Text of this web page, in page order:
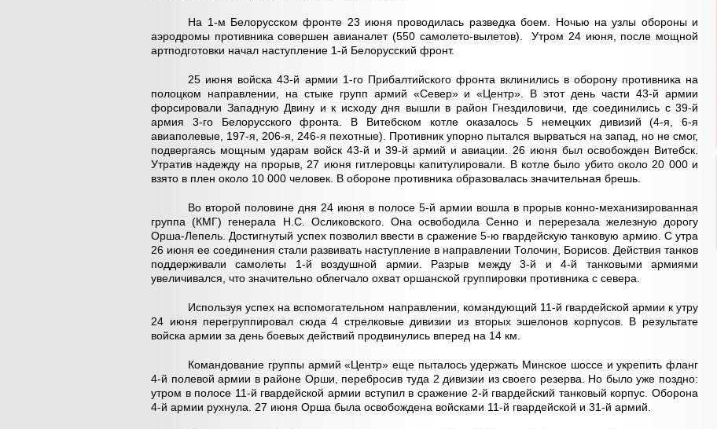
На 1-м Белорусском фронте 23 июня проводилась разведка боем. Ночью на узлы обороны и
аэродромы противника совершен авианалет (550 самолето-вылетов). Утром 24 июня, после мощной
артподготовки начал наступление 1-й Белорусский фронт.
25 июня войска 43-й армии 1-го Прибалтийского фронта вклинились в оборону противника на
полоцком направлении, на стыке групп армий «Север» и «Центр». В этот день части 43-й армии
форсировали Западную Двину и к исходу дня вышли в район Гнездиловичи, где соединились с 39-й
армия 3-го Белорусского фронта. В Витебском котле оказалось 5 немецких дивизий (4-я, 6-я
авиаполевые, 197-я, 206-я, 246-я пехотные). Противник упорно пытался вырваться на запад, но не смог,
подвергаясь мощным ударам войск 43-й и 39-й армий и авиации. 26 июня был освобожден Витебск.
Утратив надежду на прорыв, 27 июня гитлеровцы капитулировали. В котле было убито около 20 000 и
взято в плен около 10 000 человек. В обороне противника образовалась значительная брешь.
Во второй половине дня 24 июня в полосе 5-й армии вошла в прорыв конно-механизированная
группа (КМГ) генерала Н.С. Осликовского. Она освободила Сенно и перерезала железную дорогу
Орша-Лепель. Достигнутый успех позволил ввести в сражение 5-ю гвардейскую танковую армию. С утра
26 июня ее соединения стали развивать наступление в направлении Толочин, Борисов. Действия танков
поддерживали самолеты 1-й воздушной армии. Разрыв между 3-й и 4-й танковыми армиями
увеличивался, что значительно облегчало охват оршанской группировки противника с севера.
Используя успех на вспомогательном направлении, командующий 11-й гвардейской армии к утру
24 июня перегруппировал сюда 4 стрелковые дивизии из вторых эшелонов корпусов. В результате
войска армии за день боевых действий продвинулись вперед на 14 км.
Командование группы армий «Центр» еще пыталось удержать Минское шоссе и укрепить фланг
4-й полевой армии в районе Орши, перебросив туда 2 дивизии из своего резерва. Но было уже поздно:
утром в полосе 11-й гвардейской армии вступил в сражение 2-й гвардейский танковый корпус. Оборона
4-й армии рухнула. 27 июня Орша была освобождена войсками 11-й гвардейской и 31-й армий.